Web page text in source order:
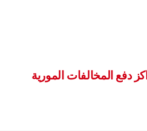
دفع المخالفات المورية